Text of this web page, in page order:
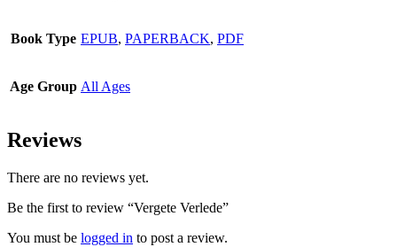
Book Type EPUB, PAPERBACK, PDF
Age Group All Ages
Reviews
There are no reviews yet.
Be the first to review “Vergete Verlede”
You must be logged in to post a review.